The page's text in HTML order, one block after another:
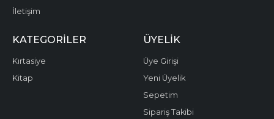
İletişim
KATEGORILER
Kırtasiye
Kitap
ÜYELIK
Üye Girişi
Yeni Üyelik
Sepetim
Sipariş Takibi